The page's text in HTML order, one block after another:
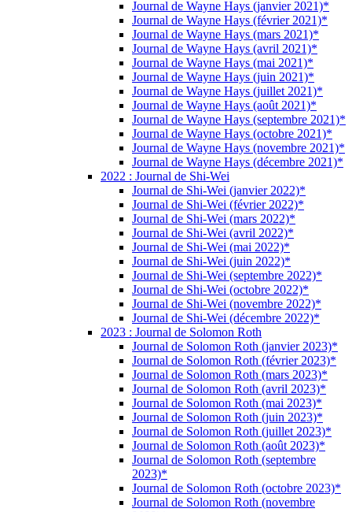
Journal de Wayne Hays (janvier 2021)*
Journal de Wayne Hays (février 2021)*
Journal de Wayne Hays (mars 2021)*
Journal de Wayne Hays (avril 2021)*
Journal de Wayne Hays (mai 2021)*
Journal de Wayne Hays (juin 2021)*
Journal de Wayne Hays (juillet 2021)*
Journal de Wayne Hays (août 2021)*
Journal de Wayne Hays (septembre 2021)*
Journal de Wayne Hays (octobre 2021)*
Journal de Wayne Hays (novembre 2021)*
Journal de Wayne Hays (décembre 2021)*
2022 : Journal de Shi-Wei
Journal de Shi-Wei (janvier 2022)*
Journal de Shi-Wei (février 2022)*
Journal de Shi-Wei (mars 2022)*
Journal de Shi-Wei (avril 2022)*
Journal de Shi-Wei (mai 2022)*
Journal de Shi-Wei (juin 2022)*
Journal de Shi-Wei (septembre 2022)*
Journal de Shi-Wei (octobre 2022)*
Journal de Shi-Wei (novembre 2022)*
Journal de Shi-Wei (décembre 2022)*
2023 : Journal de Solomon Roth
Journal de Solomon Roth (janvier 2023)*
Journal de Solomon Roth (février 2023)*
Journal de Solomon Roth (mars 2023)*
Journal de Solomon Roth (avril 2023)*
Journal de Solomon Roth (mai 2023)*
Journal de Solomon Roth (juin 2023)*
Journal de Solomon Roth (juillet 2023)*
Journal de Solomon Roth (août 2023)*
Journal de Solomon Roth (septembre
2023)*
Journal de Solomon Roth (octobre 2023)*
Journal de Solomon Roth (novembre